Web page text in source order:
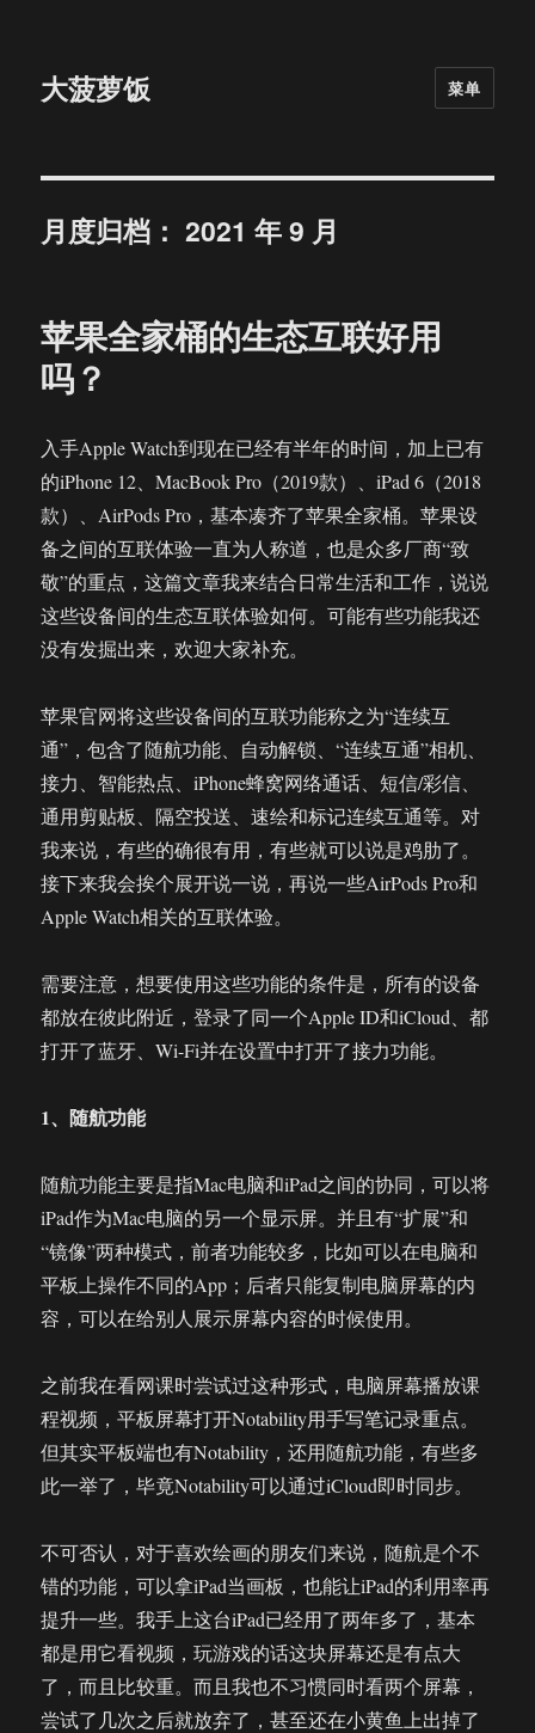
大菠萝饭 菜单
月度归档：2021 年 9 月
苹果全家桶的生态互联好用
吗？
入手Apple Watch到现在已经有半年的时间，加上已有
的iPhone 12、MacBook Pro（2019款）、iPad 6（2018
款）、AirPods Pro，基本凑齐了苹果全家桶。苹果设
备之间的互联体验一直为人称道，也是众多厂商“致
敬”的重点，这篇文章我来结合日常生活和工作，说说
这些设备间的生态互联体验如何。可能有些功能我还
没有发掘出来，欢迎大家补充。
苹果官网将这些设备间的互联功能称之为“连续互
通”，包含了随航功能、自动解锁、“连续互通”相机、
接力、智能热点、iPhone蜂窝网络通话、短信/彩信、
通用剪贴板、隔空投送、速绘和标记连续互通等。对
我来说，有些的确很有用，有些就可以说是鸡肋了。
接下来我会挨个展开说一说，再说一些AirPods Pro和
Apple Watch相关的互联体验。
需要注意，想要使用这些功能的条件是，所有的设备
都放在彼此附近，登录了同一个Apple ID和iCloud、都
打开了蓝牙、Wi-Fi并在设置中打开了接力功能。
1、随航功能
随航功能主要是指Mac电脑和iPad之间的协同，可以将
iPad作为Mac电脑的另一个显示屏。并且有“扩展”和
“镜像”两种模式，前者功能较多，比如可以在电脑和
平板上操作不同的App；后者只能复制电脑屏幕的内
容，可以在给别人展示屏幕内容的时候使用。
之前我在看网课时尝试过这种形式，电脑屏幕播放课
程视频，平板屏幕打开Notability用手写笔记录重点。
但其实平板端也有Notability，还用随航功能，有些多
此一举了，毕竟Notability可以通过iCloud即时同步。
不可否认，对于喜欢绘画的朋友们来说，随航是个不
错的功能，可以拿iPad当画板，也能让iPad的利用率再
提升一些。我手上这台iPad已经用了两年多了，基本
都是用它看视频，玩游戏的话这块屏幕还是有点大
了，而且比较重。而且我也不习惯同时看两个屏幕，
尝试了几次之后就放弃了，甚至还在小黄鱼上出掉了